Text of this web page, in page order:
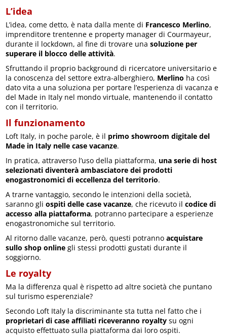
L’idea
L’idea, come detto, è nata dalla mente di Francesco Merlino,
imprenditore trentenne e property manager di Courmayeur,
durante il lockdown, al fine di trovare unasoluzione per
superare il blocco delle attività.
Sfruttando il proprio background di ricercatore universitario e
la conoscenza del settore extra-alberghiero, Merlino ha così
dato vita a una soluziona per portare l’esperienza di vacanza e
del Made in Italy nel mondo virtuale, mantenendo il contatto
con il territorio.
Il funzionamento
Loft Italy, in poche parole, è il primo showroom digitale del
Made in Italy nelle case vacanze.
In pratica, attraverso l’uso della piattaforma, una serie di host
selezionati diventerà ambasciatore dei prodotti
enogastronomici di eccellenza del territorio.
A trarne vantaggio, secondo le intenzioni della società,
saranno gliospiti delle case vacanze, che ricevuto ilcodice di
accesso alla piattaforma, potranno partecipare a esperienze
enogastronomiche sul territorio.
Al ritorno dalle vacanze, però, questi potrannoacquistare
sullo shop online gli stessi prodotti gustati durante il
soggiorno.
Le royalty
Ma la differenza qual è rispetto ad altre società che puntano
sul turismo esperenziale?
Secondo Loft Italy la discriminante sta tutta nel fatto che i
proprietari di case affiliati riceveranno royalty su ogni
acquisto effettuato sulla piattaforma dai loro ospiti.